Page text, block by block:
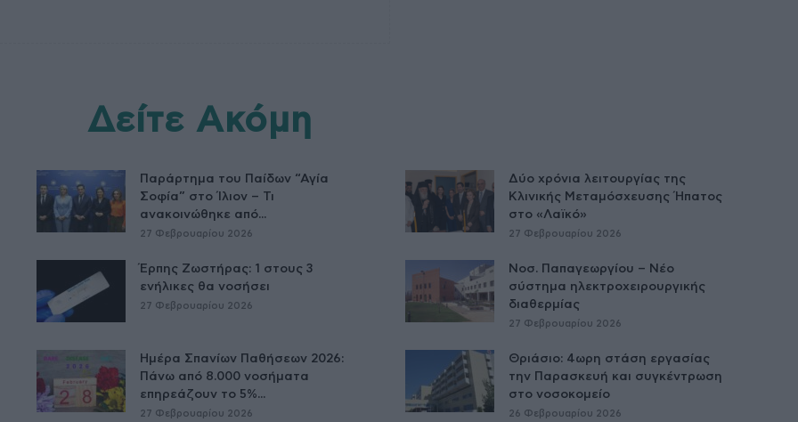
Δείτε Ακόμη
Παράρτημα του Παίδων “Αγία
Σοφία” στο Ίλιον – Τι
ανακοινώθηκε από...
27 Φεβρουαρίου 2026
Δύο χρόνια λειτουργίας της
Κλινικής Μεταμόσχευσης Ήπατος
στο «Λαϊκό»
27 Φεβρουαρίου 2026
Έρπης Ζωστήρας: 1 στους 3
ενήλικες θα νοσήσει
27 Φεβρουαρίου 2026
Νοσ. Παπαγεωργίου – Νέο
σύστημα ηλεκτροχειρουργικής
διαθερμίας
27 Φεβρουαρίου 2026
Ημέρα Σπανίων Παθήσεων 2026:
Πάνω από 8.000 νοσήματα
επηρεάζουν το 5%...
27 Φεβρουαρίου 2026
Θριάσιο: 4ωρη στάση εργασίας
την Παρασκευή και συγκέντρωση
στο νοσοκομείο
26 Φεβρουαρίου 2026